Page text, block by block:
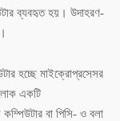
ব্যবহৃত হয়। উদাহরণ-
হচ্ছে মাইক্রোপ্রসেসর
লোক একটি
বা পিসি- ও বলা